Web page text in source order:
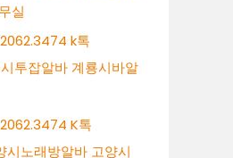
실
k톡
투잡알바 계룡시바알
K톡
시노래방알바 고양시